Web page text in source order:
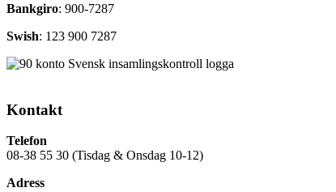
Bankgiro: 900-7287
Swish: 123 900 7287
Kontakt
Telefon
08-38 55 30 (Tisdag & Onsdag 10-12)
Adress